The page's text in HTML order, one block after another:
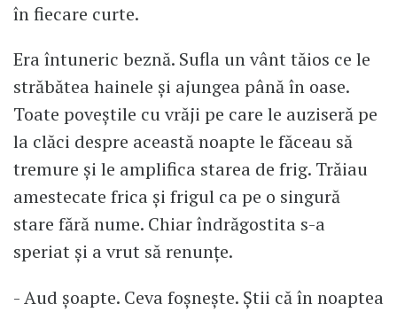
în fiecare curte.
Era întuneric beznă. Sufla un vânt tăios ce le
străbătea hainele și ajungea până în oase.
Toate poveștile cu vrăji pe care le auziseră pe
la clăci despre această noapte le făceau să
tremure și le amplifica starea de frig. Trăiau
amestecate frica și frigul ca pe o singură
stare fără nume. Chiar îndrăgostita s-a
speriat și a vrut să renunțe.
- Aud șoapte. Ceva foșnește. Știi că în noaptea